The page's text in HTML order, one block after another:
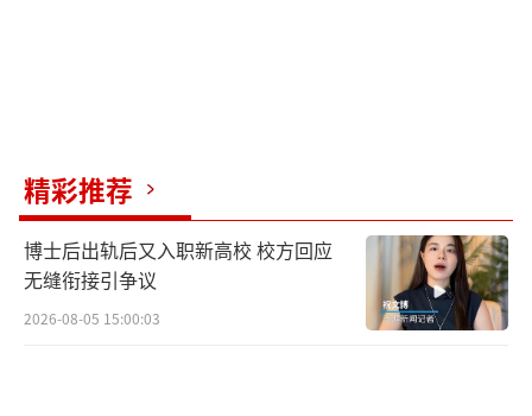
精彩推荐
博士后出轨后又入职新高校 校方回应
无缝衔接引争议
2026-08-05 15:00:03